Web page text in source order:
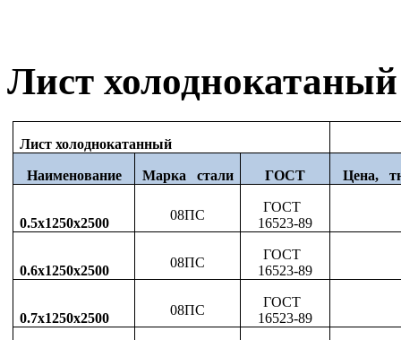
Лист
Лист холоднокатанный
Наименование Марка стали ГОСТ Цена,
0.5х1250х2500
08ПС
ГОСТ
16523-89
0.6х1250х2500
08ПС
ГОСТ
16523-89
0.7х1250х2500
08ПС
ГОСТ
16523-89